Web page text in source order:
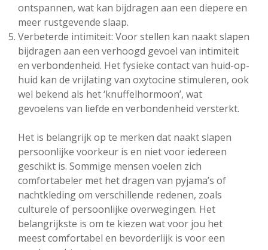
ontspannen, wat kan bijdragen aan een diepere en
meer rustgevende slaap.
Verbeterde intimiteit: Voor stellen kan naakt slapen
bijdragen aan een verhoogd gevoel van intimiteit
en verbondenheid. Het fysieke contact van huid-op-
huid kan de vrijlating van oxytocine stimuleren, ook
wel bekend als het ‘knuffelhormoon’, wat
gevoelens van liefde en verbondenheid versterkt.
Het is belangrijk op te merken dat naakt slapen
persoonlijke voorkeur is en niet voor iedereen
geschikt is. Sommige mensen voelen zich
comfortabeler met het dragen van pyjama’s of
nachtkleding om verschillende redenen, zoals
culturele of persoonlijke overwegingen. Het
belangrijkste is om te kiezen wat voor jou het
meest comfortabel en bevorderlijk is voor een